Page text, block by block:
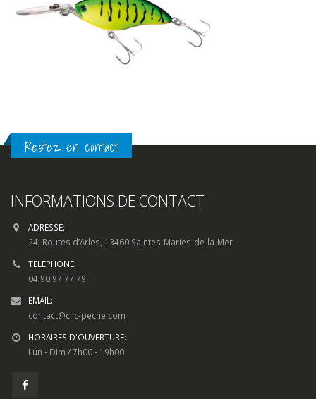
Restez en contact
INFORMATIONS DE CONTACT
ADRESSE:
24, Routes d’Arles, 13460 Saintes-Maries-de-la-Mer
TELEPHONE:
04 90 97 77 79
EMAIL:
contact@clic-peche.com
HORAIRES D'OUVERTURE:
Lun - Dim / 7h00 - 19h00